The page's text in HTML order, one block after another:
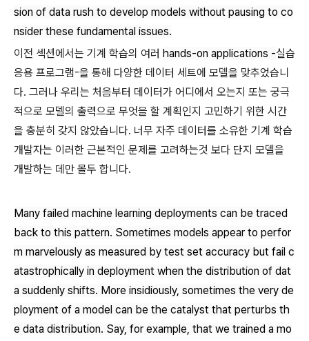
sion of data rush to develop models without pausing to co
nsider these fundamental issues.
이전 섹션에서는 기계 학습의 여러 hands-on applications -실습
응용 프로그램-을 통해 다양한 데이터 세트에 모델을 맞추었습니
다. 그러나 우리는 처음부터 데이터가 어디에서 오는지 또는 궁극
적으로 모델의 출력으로 무엇을 할 계획인지 고민하기 위한 시간
을 충분히 갖지 않았습니다. 너무 자주 데이터를 소유한 기계 학습
개발자는 이러한 근본적인 문제를 고려하는것 보다 단지 모델을
개발하는 데만 몰두 합니다.
Many failed machine learning deployments can be traced
back to this pattern. Sometimes models appear to perfor
m marvelously as measured by test set accuracy but fail c
atastrophically in deployment when the distribution of dat
a suddenly shifts. More insidiously, sometimes the very de
ployment of a model can be the catalyst that perturbs th
e data distribution. Say, for example, that we trained a mo